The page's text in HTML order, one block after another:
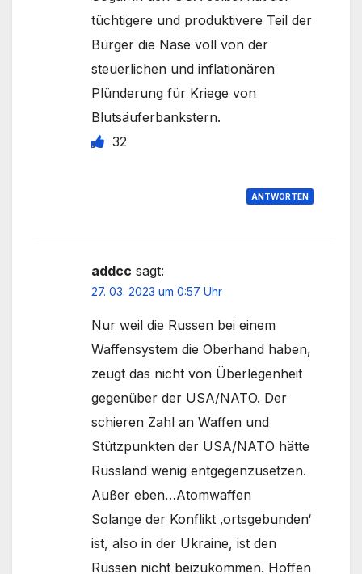
tüchtigere und produktivere Teil der
Bürger die Nase voll von der
steuerlichen und inflationären
Plünderung für Kriege von
Blutsäuferbankstern.
32
ANTWORTEN
addcc sagt:
27. 03. 2023 um 0:57 Uhr
Nur weil die Russen bei einem
Waffensystem die Oberhand haben,
zeugt das nicht von Überlegenheit
gegenüber der USA/NATO. Der
schieren Zahl an Waffen und
Stützpunkten der USA/NATO hätte
Russland wenig entgegenzusetzen.
Außer eben…Atomwaffen
Solange der Konflikt ‚ortsgebunden‘
ist, also in der Ukraine, ist den
Russen nicht beizukommen. Hoffen